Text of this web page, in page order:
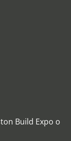
Build Expo o